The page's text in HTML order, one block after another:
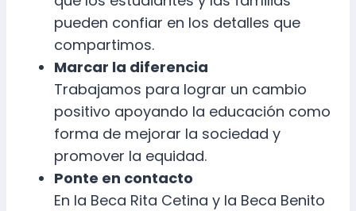
pueden confiar en los detalles que
compartimos.
Marcar la diferencia
Trabajamos para lograr un cambio
positivo apoyando la educación como
forma de mejorar la sociedad y
promover la equidad.
Ponte en contacto
En la Beca Rita Cetina y la Beca Benito